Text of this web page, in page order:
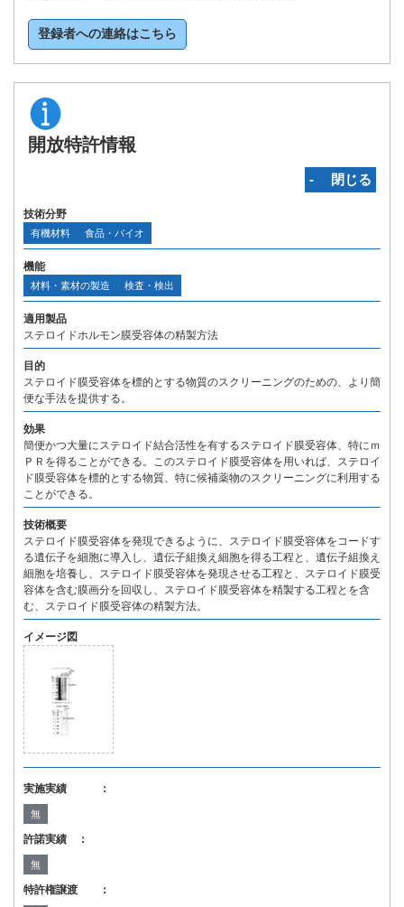
登録者への連絡はこちら
開放特許情報
‐ 閉じる
技術分野
有機材料 食品・バイオ
機能
材料・素材の製造 検査・検出
適用製品
ステロイドホルモン膜受容体の精製方法
目的
ステロイド膜受容体を標的とする物質のスクリーニングのための、より簡
便な手法を提供する。
効果
簡便かつ大量にステロイド結合活性を有するステロイド膜受容体、特にｍ
ＰＲを得ることができる。このステロイド膜受容体を用いれば、ステロイ
ド膜受容体を標的とする物質、特に候補薬物のスクリーニングに利用する
ことができる。
技術概要
ステロイド膜受容体を発現できるように、ステロイド膜受容体をコードす
る遺伝子を細胞に導入し、遺伝子組換え細胞を得る工程と、遺伝子組換え
細胞を培養し、ステロイド膜受容体を発現させる工程と、ステロイド膜受
容体を含む膜画分を回収し、ステロイド膜受容体を精製する工程とを含
む、ステロイド膜受容体の精製方法。
イメージ図
実施実績 ：
無
許諾実績 ：
無
特許権譲渡 ：